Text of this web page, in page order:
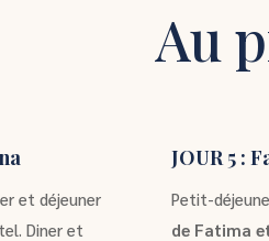
Au
et déjeuner
Diner et
JOUR 5 :
Petit-
de Fatima